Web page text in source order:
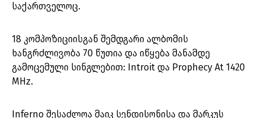
საქართველოც.
18 კომპოზიციისგან შემდგარი ალბომის
ხანგრძლივობა 70 წუთია და იწყება მანამდე
გამოცემული სინგლებით: Introit და Prophecy At 1420
MHz.
Inferno შესაძლოა მაიკ სენდისონისა და მარკუს